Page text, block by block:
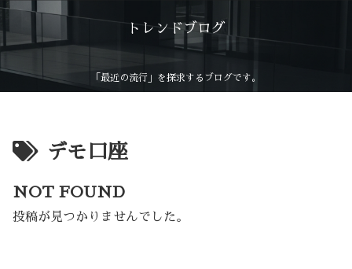
トレンドブログ
「最近の流行」を探求するブログです。
デモ口座
NOT FOUND
投稿が見つかりませんでした。